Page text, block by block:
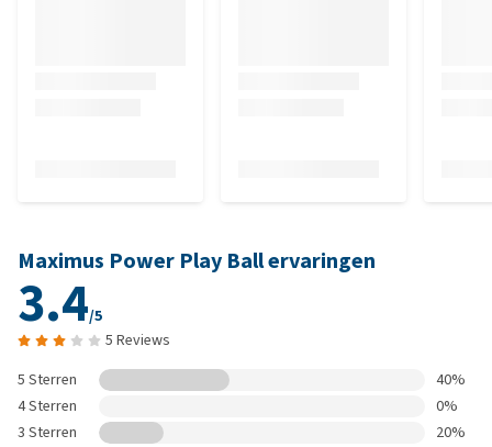
Maximus Power Play Ball ervaringen
3.4/5
5 Reviews
5 Sterren
40%
4 Sterren
0%
3 Sterren
20%